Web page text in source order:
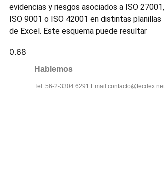
evidencias y riesgos asociados a ISO 27001,
ISO 9001 o ISO 42001 en distintas planillas
de Excel. Este esquema puede resultar
Hablemos
Tel: 56-2-3304 6291 Email:contacto@tecdex.net